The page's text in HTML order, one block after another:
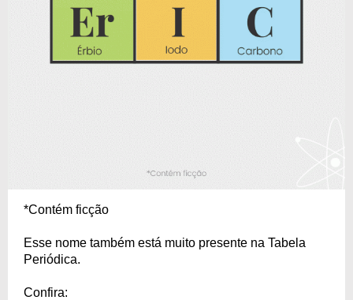
*Contém ficção
Esse nome também está muito presente na Tabela
Periódica.
Confira: